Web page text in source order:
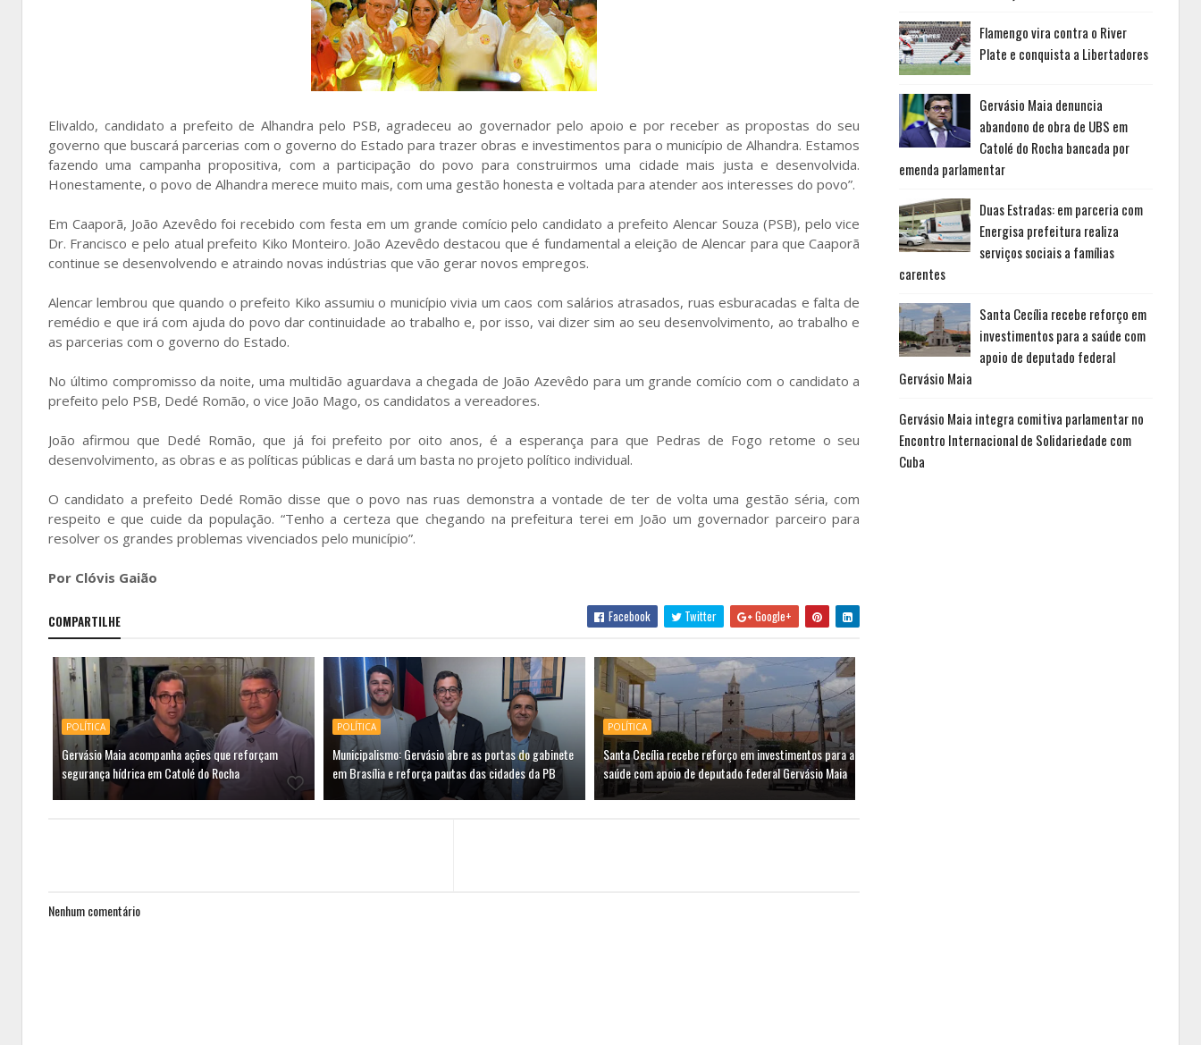
Elivaldo, candidato a prefeito de Alhandra pelo PSB, agradeceu ao governador pelo apoio e por receber as propostas do seu
governo que buscará parcerias com o governo do Estado para trazer obras e investimentos para o município de Alhandra. Estamos
fazendo uma campanha propositiva, com a participação do povo para construirmos uma cidade mais justa e desenvolvida.
Honestamente, o povo de Alhandra merece muito mais, com uma gestão honesta e voltada para atender aos interesses do povo”.
Em Caaporã, João Azevêdo foi recebido com festa em um grande comício pelo candidato a prefeito Alencar Souza (PSB), pelo vice
Dr. Francisco e pelo atual prefeito Kiko Monteiro. João Azevêdo destacou que é fundamental a eleição de Alencar para que Caaporã
continue se desenvolvendo e atraindo novas indústrias que vão gerar novos empregos.
Alencar lembrou que quando o prefeito Kiko assumiu o município vivia um caos com salários atrasados, ruas esburacadas e falta de
remédio e que irá com ajuda do povo dar continuidade ao trabalho e, por isso, vai dizer sim ao seu desenvolvimento, ao trabalho e
as parcerias com o governo do Estado.
No último compromisso da noite, uma multidão aguardava a chegada de João Azevêdo para um grande comício com o candidato a
prefeito pelo PSB, Dedé Romão, o vice João Mago, os candidatos a vereadores.
João afirmou que Dedé Romão, que já foi prefeito por oito anos, é a esperança para que Pedras de Fogo retome o seu
desenvolvimento, as obras e as políticas públicas e dará um basta no projeto político individual.
O candidato a prefeito Dedé Romão disse que o povo nas ruas demonstra a vontade de ter de volta uma gestão séria, com
respeito e que cuide da população. “Tenho a certeza que chegando na prefeitura terei em João um governador parceiro para
resolver os grandes problemas vivenciados pelo município”.
Por Clóvis Gaião
COMPARTILHE Facebook Twitter Google+
POLÍTICA
Gervásio Maia acompanha ações que reforçam
segurança hídrica em Catolé do Rocha
POLÍTICA
Municipalismo: Gervásio abre as portas do gabinete
em Brasília e reforça pautas das cidades da PB
POLÍTICA
Santa Cecília recebe reforço em investimentos para a
saúde com apoio de deputado federal Gervásio Maia
Nenhum comentário
Flamengo vira contra o River
Plate e conquista a Libertadores
Gervásio Maia denuncia
abandono de obra de UBS em
Catolé do Rocha bancada por
emenda parlamentar
Duas Estradas: em parceria com
Energisa prefeitura realiza
serviços sociais a famílias
carentes
Santa Cecília recebe reforço em
investimentos para a saúde com
apoio de deputado federal
Gervásio Maia
Gervásio Maia integra comitiva parlamentar no
Encontro Internacional de Solidariedade com
Cuba